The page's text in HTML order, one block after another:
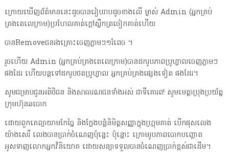
ក្រោយឃើញព័ត៌មាននេះដូចបានរៀបរាបដូចខាងលើ ម្ចាស់ Admin (អ្នកគ្រប់
គ្រងតេលេក្រាម)ប្រហែលគាត់ក្តៅស្លឹកត្រចៀកគាត់ហើយ
បានRemoveជនរងគ្រោះចេញភ្លាមៗ១រំពេច ។
រួចហើយ Admin (អ្នកគ្រប់គ្រងតេលេក្រាម)បានដករូបភាពប្រូហ្វាលចេញភ្លាមៗ
ផងដែរ ហើយបន្តទៅដករូបថតប្រូហ្វាល អ្នកគ្រប់គ្រងផ្សេងទៀត ផងដែរ។
សូមជម្រាបជូនអតិថិជន និងសាធារណជនទាំងអស់ ជាទីគោរព! សូមមេត្តាប្រុងប្រយ័ត្ន
ក្រុមហ៊ុនឆបោក
ដោយពួកគេព្យាយាមកែច្នៃ និងក្លែងបន្លំនិមិត្តសញ្ញាក្នុងហ្គ្រុមគាត់ បើកផុសលេង
យ៉ាងសេរី លេងបានប្រាក់ចំណេញប៉ុន្នេះ ប៉ុន្នោះ ក្រោមរូបភាពបោកបញ្ឆោត
អូសទាញលោកអ្នកវិនិយោគ ដោយសន្យាទទួលបានចំណេញប្រាក់ខ្ពស់ជាដើម។